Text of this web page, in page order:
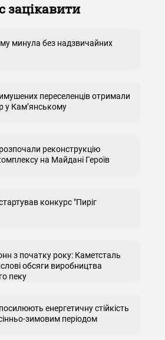
зацікавити
минула без надзвичайних
переселенців отримали
у Кам’янському
реконструкцію
на Майдані Героїв
конкурс "Пиріг
з початку року: Каметсталь
обсяги виробництва
пеку
енергетичну стійкість
зимовим періодом